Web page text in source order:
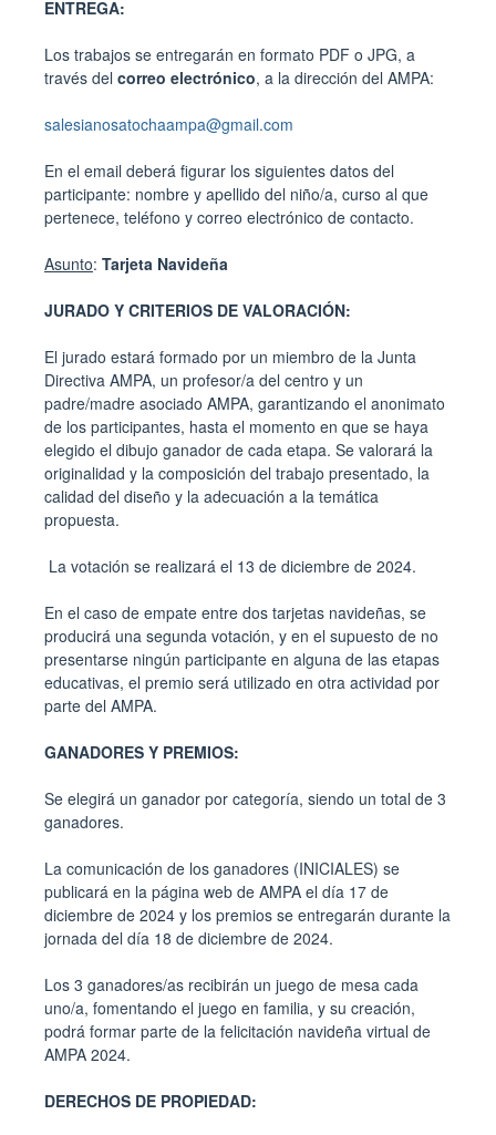
ENTREGA:
Los trabajos se entregarán en formato PDF o JPG, a
través del correo electrónico, a la dirección del AMPA:
salesianosatochaampa@gmail.com
En el email deberá figurar los siguientes datos del
participante: nombre y apellido del niño/a, curso al que
pertenece, teléfono y correo electrónico de contacto.
Asunto: Tarjeta Navideña
JURADO Y CRITERIOS DE VALORACIÓN:
El jurado estará formado por un miembro de la Junta
Directiva AMPA, un profesor/a del centro y un
padre/madre asociado AMPA, garantizando el anonimato
de los participantes, hasta el momento en que se haya
elegido el dibujo ganador de cada etapa. Se valorará la
originalidad y la composición del trabajo presentado, la
calidad del diseño y la adecuación a la temática
propuesta.
La votación se realizará el 13 de diciembre de 2024.
En el caso de empate entre dos tarjetas navideñas, se
producirá una segunda votación, y en el supuesto de no
presentarse ningún participante en alguna de las etapas
educativas, el premio será utilizado en otra actividad por
parte del AMPA.
GANADORES Y PREMIOS:
Se elegirá un ganador por categoría, siendo un total de 3
ganadores.
La comunicación de los ganadores (INICIALES) se
publicará en la página web de AMPA el día 17 de
diciembre de 2024 y los premios se entregarán durante la
jornada del día 18 de diciembre de 2024.
Los 3 ganadores/as recibirán un juego de mesa cada
uno/a, fomentando el juego en familia, y su creación,
podrá formar parte de la felicitación navideña virtual de
AMPA 2024.
DERECHOS DE PROPIEDAD: